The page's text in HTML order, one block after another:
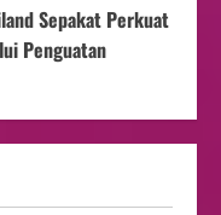
Sepakat Perkuat
Penguatan